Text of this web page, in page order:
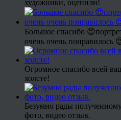
художники, оценили!
Большое спасибо
очень очень понравилось
Огромное спасибо всей
холсте!
Безумно рады
фото, видео отзыв.